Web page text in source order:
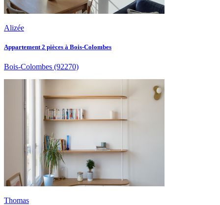
Alizée
Appartement 2 pièces à Bois-Colombes
Bois-Colombes (92270)
Thomas